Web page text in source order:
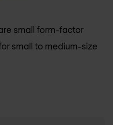
small form-factor
small to medium-size